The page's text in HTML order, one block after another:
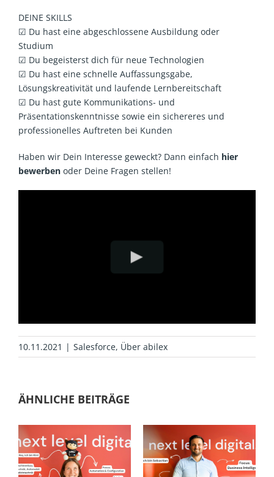
DEINE SKILLS
☑ Du hast eine abgeschlossene Ausbildung oder
Studium
☑ Du begeisterst dich für neue Technologien
☑ Du hast eine schnelle Auffassungsgabe,
Lösungskreativität und laufende Lernbereitschaft
☑ Du hast gute Kommunikations- und
Präsentationskenntnisse sowie ein sichereres und
professionelles Auftreten bei Kunden
Haben wir Dein Interesse geweckt? Dann einfach hier
bewerbenoder Deine Fragen stellen!
10.11.2021 | Salesforce, Über abilex
ÄHNLICHE BEITRÄGE